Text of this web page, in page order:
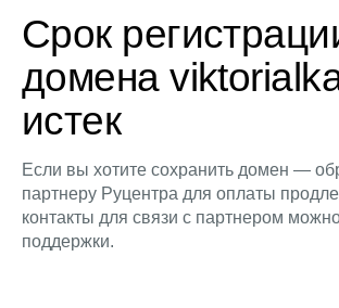
Срок
домена
истек
Если вы хотите сохранить домен —
партнеру Руцентра для оплаты
контакты для связи с партнером
поддержки.